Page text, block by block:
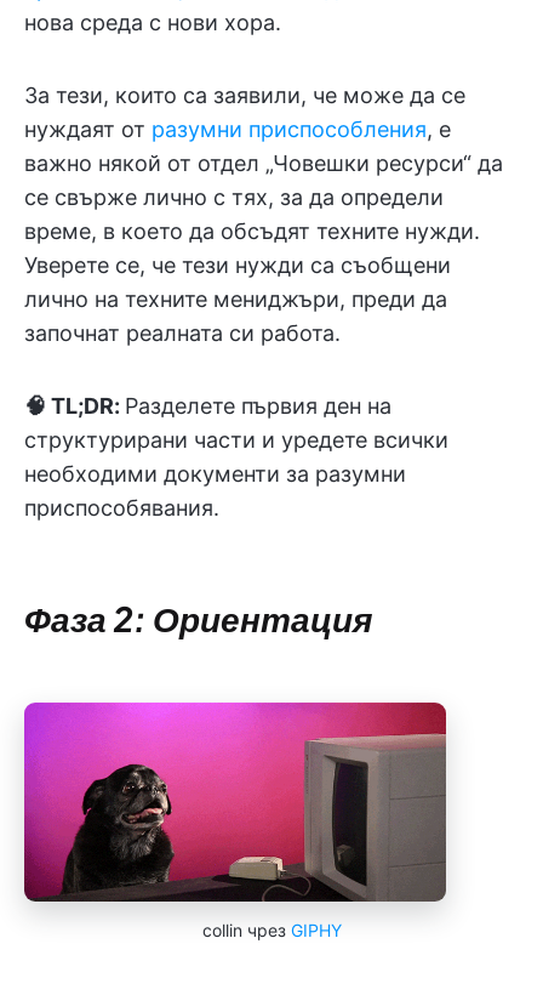
нова среда с нови хора.
За тези, които са заявили, че може да се
нуждаят от разумни приспособления, е
важно някой от отдел „Човешки ресурси“ да
се свърже лично с тях, за да определи
време, в което да обсъдят техните нужди.
Уверете се, че тези нужди са съобщени
лично на техните мениджъри, преди да
започнат реалната си работа.
🧠 TL;DR: Разделете първия ден на
структурирани части и уредете всички
необходими документи за разумни
приспособявания.
Фаза 2: Ориентация
collin чрез GIPHY